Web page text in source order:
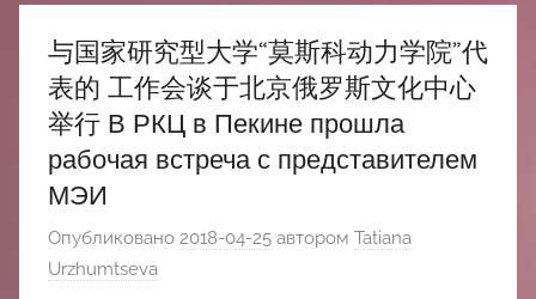
俄
罗
斯
文
化
ПЕКИНЕ
与国家研究型大学“莫斯科动力学院”代
表的 工作会谈于北京俄罗斯文化中心
举行 В РКЦ в Пекине прошла
рабочая встреча с представителем
МЭИ
Опубликовано 2018-04-25 автором Tatiana
Urzhumtseva